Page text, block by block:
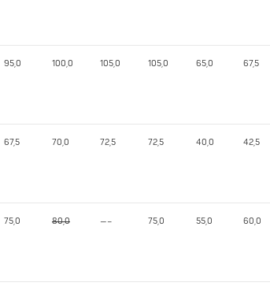
95,0 100,0 105,0 105,0 65,0 67,5
67,5 70,0 72,5 72,5 40,0 42,5
75,0 80,0 —– 75,0 55,0 60,0